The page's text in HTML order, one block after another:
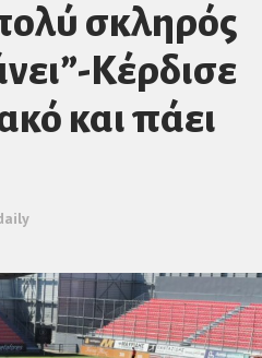
σκληρός
Κέρδισε
και πάει